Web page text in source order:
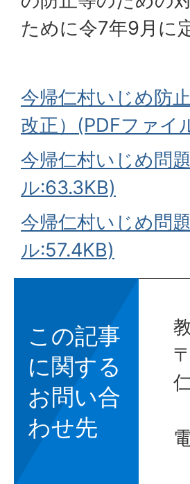
ために令7年9月に
今帰仁村いじめ防
改正）(PDFファイ
今帰仁村いじめ問
ル:63.3KB)
今帰仁村いじめ問
ル:57.4KB)
この記事
に関する
お問い合
わせ先